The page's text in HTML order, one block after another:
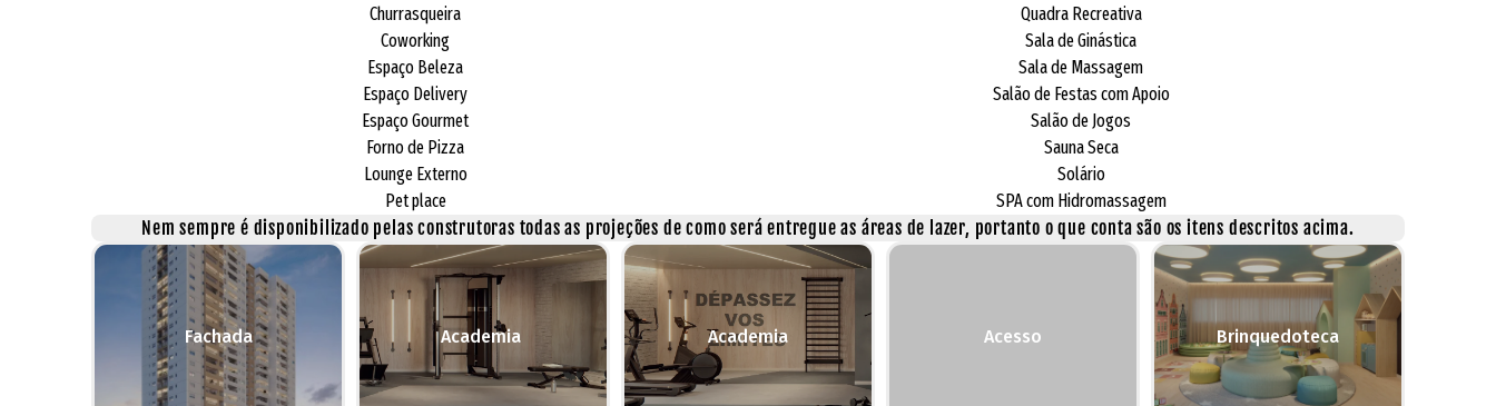
Churrasqueira
Coworking
Espaço Beleza
Espaço Delivery
Espaço Gourmet
Forno de Pizza
Lounge Externo
Pet place
Quadra Recreativa
Sala de Ginástica
Sala de Massagem
Salão de Festas com Apoio
Salão de Jogos
Sauna Seca
Solário
SPA com Hidromassagem
Nem sempre é disponibilizado pelas construtoras todas as projeções de como será entregue as áreas de lazer, portanto o que conta são os itens descritos acima.
Fachada Academia Academia Acesso Brinquedoteca